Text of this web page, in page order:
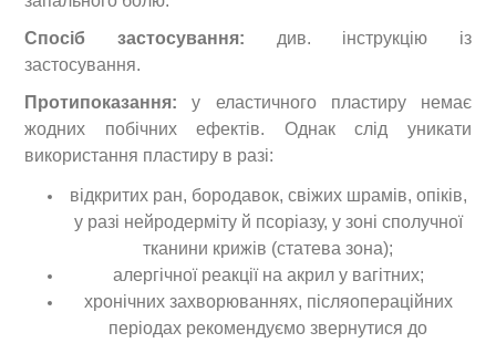
Спосіб застосування: див. інструкцію із
застосування.
Протипоказання: у еластичного пластиру немає
жодних побічних ефектів. Однак слід уникати
використання пластиру в разі:
відкритих ран, бородавок, свіжих шрамів, опіків,
у разі нейродерміту й псоріазу, у зоні сполучної
тканини крижів (статева зона);
алергічної реакції на акрил у вагітних;
хронічних захворюваннях, післяопераційних
періодах рекомендуємо звернутися до